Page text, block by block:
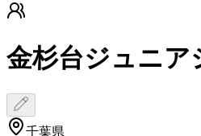
金杉台ジュニア
千葉県